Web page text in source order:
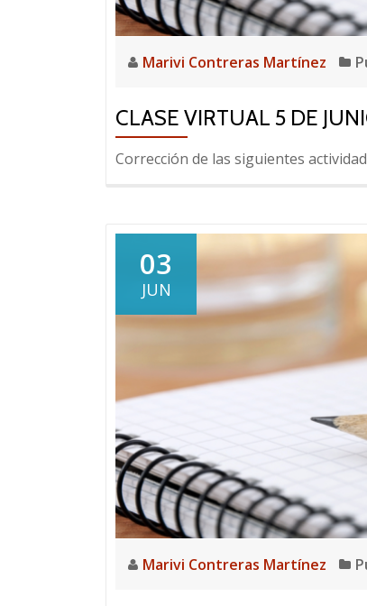
Marivi Contreras Martínez
CLASE VIRTUAL 5 DE
Corrección de las siguientes
03
JUN
Marivi Contreras Martínez